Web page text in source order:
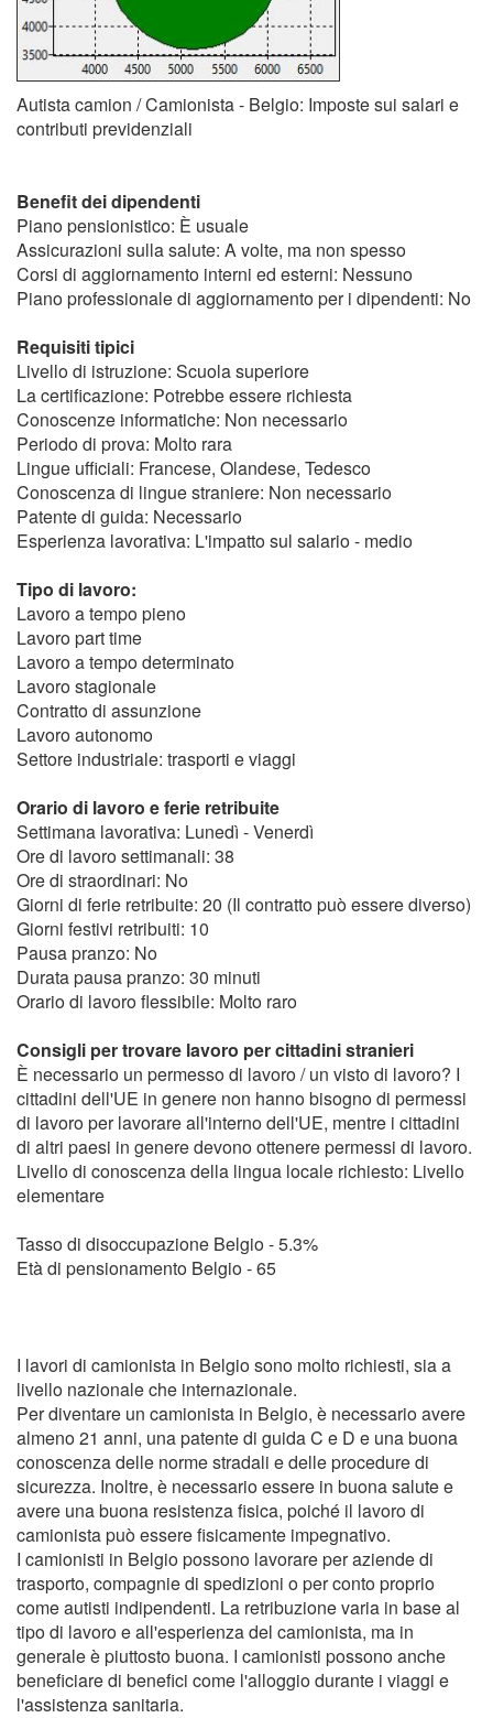
Autista camion / Camionista - Belgio: Imposte sui salari e
contributi previdenziali
Benefit dei dipendenti
Piano pensionistico: È usuale
Assicurazioni sulla salute: A volte, ma non spesso
Corsi di aggiornamento interni ed esterni: Nessuno
Piano professionale di aggiornamento per i dipendenti: No
Requisiti tipici
Livello di istruzione: Scuola superiore
La certificazione: Potrebbe essere richiesta
Conoscenze informatiche: Non necessario
Periodo di prova: Molto rara
Lingue ufficiali: Francese, Olandese, Tedesco
Conoscenza di lingue straniere: Non necessario
Patente di guida: Necessario
Esperienza lavorativa: L'impatto sul salario - medio
Tipo di lavoro:
Lavoro a tempo pieno
Lavoro part time
Lavoro a tempo determinato
Lavoro stagionale
Contratto di assunzione
Lavoro autonomo
Settore industriale: trasporti e viaggi
Orario di lavoro e ferie retribuite
Settimana lavorativa: Lunedì - Venerdì
Ore di lavoro settimanali: 38
Ore di straordinari: No
Giorni di ferie retribuite: 20 (Il contratto può essere diverso)
Giorni festivi retribuiti: 10
Pausa pranzo: No
Durata pausa pranzo: 30 minuti
Orario di lavoro flessibile: Molto raro
Consigli per trovare lavoro per cittadini stranieri
È necessario un permesso di lavoro / un visto di lavoro? I
cittadini dell'UE in genere non hanno bisogno di permessi
di lavoro per lavorare all'interno dell'UE, mentre i cittadini
di altri paesi in genere devono ottenere permessi di lavoro.
Livello di conoscenza della lingua locale richiesto: Livello
elementare
Tasso di disoccupazione Belgio - 5.3%
Età di pensionamento Belgio - 65
I lavori di camionista in Belgio sono molto richiesti, sia a
livello nazionale che internazionale.
Per diventare un camionista in Belgio, è necessario avere
almeno 21 anni, una patente di guida C e D e una buona
conoscenza delle norme stradali e delle procedure di
sicurezza. Inoltre, è necessario essere in buona salute e
avere una buona resistenza fisica, poiché il lavoro di
camionista può essere fisicamente impegnativo.
I camionisti in Belgio possono lavorare per aziende di
trasporto, compagnie di spedizioni o per conto proprio
come autisti indipendenti. La retribuzione varia in base al
tipo di lavoro e all'esperienza del camionista, ma in
generale è piuttosto buona. I camionisti possono anche
beneficiare di benefici come l'alloggio durante i viaggi e
l'assistenza sanitaria.